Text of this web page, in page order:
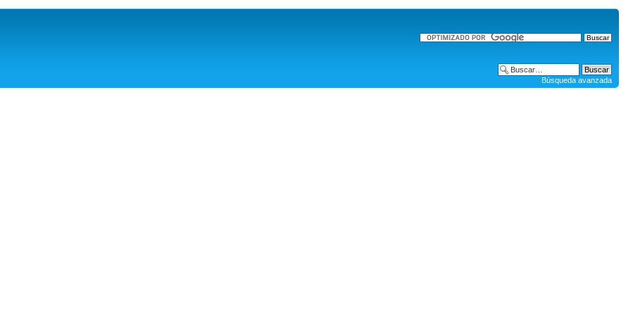
Búsqueda avanzada